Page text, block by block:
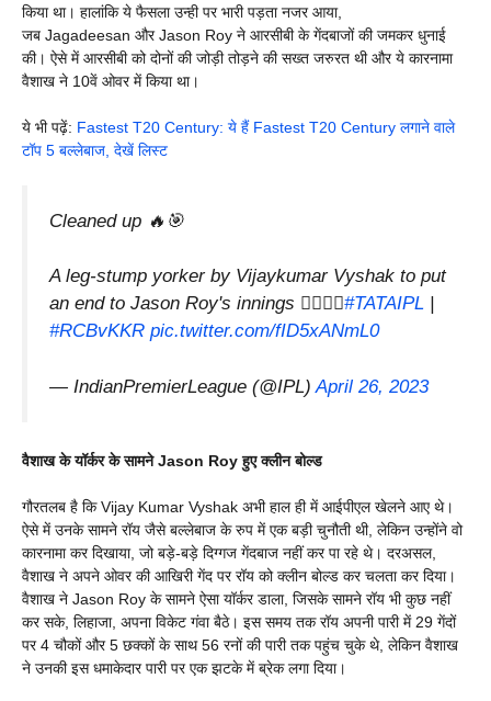
किया था। हालांकि ये फैसला उन्ही पर भारी पड़ता नजर आया,
जब Jagadeesan और Jason Roy ने आरसीबी के गेंदबाजों की जमकर धुनाई
की। ऐसे में आरसीबी को दोनों की जोड़ी तोड़ने की सख्त जरुरत थी और ये कारनामा
वैशाख ने 10वें ओवर में किया था।
ये भी पढ़ें: Fastest T20 Century: ये हैं Fastest T20 Century लगाने वाले
टॉप 5 बल्लेबाज, देखें लिस्ट
Cleaned up 🔥🎯
A leg-stump yorker by Vijaykumar Vyshak to put
an end to Jason Roy's innings 👌🏻👌🏻#TATAIPL
#RCBvKKR pic.twitter.com/fID5xANmL0
— IndianPremierLeague (@IPL) April 26, 2023
वैशाख के यॉर्कर के सामने Jason Roy हुए क्लीन बोल्ड
गौरतलब है कि Vijay Kumar Vyshak अभी हाल ही में आईपीएल खेलने आए थे।
ऐसे में उनके सामने रॉय जैसे बल्लेबाज के रुप में एक बड़ी चुनौती थी, लेकिन उन्होंने वो
कारनामा कर दिखाया, जो बड़े-बड़े दिग्गज गेंदबाज नहीं कर पा रहे थे। दरअसल,
वैशाख ने अपने ओवर की आखिरी गेंद पर रॉय को क्लीन बोल्ड कर चलता कर दिया।
वैशाख ने Jason Roy के सामने ऐसा यॉर्कर डाला, जिसके सामने रॉय भी कुछ नहीं
कर सके, लिहाजा, अपना विकेट गंवा बैठे। इस समय तक रॉय अपनी पारी में 29 गेंदों
पर 4 चौकों और 5 छक्कों के साथ 56 रनों की पारी तक पहुंच चुके थे, लेकिन वैशाख
ने उनकी इस धमाकेदार पारी पर एक झटके में ब्रेक लगा दिया।